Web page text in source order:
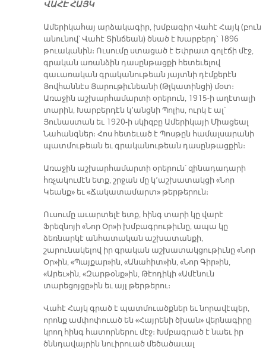
ՎԱՀԷ ՀԱՅԿ
Ամերիկահայ արձակագիր, խմբագիր Վահէ Հայկ (բուն
անունով՝ Վահէ Տինճեան) ծնած է Խարբերդ՝ 1896
թուականին։ Ուսումը ստացած է Եփրատ գոլէճի մէջ,
գրական առանձին դասընթացքի հետեւելով
գաւառական գրականութեան յայտնի դէմքերէն
Յովհաննէս Յարութիւնեանի (Թլկատինցի) մօտ։
Առաջին աշխարհամարտի օրերուն, 1915-ի աղէտալի
տարին, Խարբերդէն կ՚անցնի Պոլիս, ուրկ է ալ՝
Յունաստան եւ 1920-ի սկիզբը Ամերիկայի Միացեալ
Նահանգներ։ Հոս հետեւած է Պոսթըն համալսարանի
պատմութեան եւ գրականութեան դասընթացքին։
Առաջին աշխարհամարտի օրերուն՝ զինադադարի
հռչակումէն ետք, շրջան մը կ՚աշխատակցի «Նոր
Կեանք» եւ «Ճակատամարտ» թերթերուն։
Ուսումը աւարտելէ ետք, հինգ տարի կը վարէ
Ֆրեզնոյի «Նոր Օր»ի խմբագրութիւնը, ապա կը
ձեռնարկէ անհատական աշխատանքի,
շարունակելով իր գրական աշխատակցութիւնը «Նոր
Օր»ին, «Պայքար»ին, «Անահիտ»ին, «Նոր Գիր»ին,
«Արեւ»ին, «Զարթօնք»ին, Թէոդիկի «Ամէնուն
տարեցոյցը»ին եւ այլ թերթերու։
Վահէ Հայկ գրած է պատմուածքներ եւ նորավէպեր,
որոնք ամփոփուած են «Հայրենի ծխան» վերնագիրը
կրող հինգ հատորներու մէջ։ Խմբագրած է նաեւ իր
ծննդավայրին նուիրուած մեծածաւալ